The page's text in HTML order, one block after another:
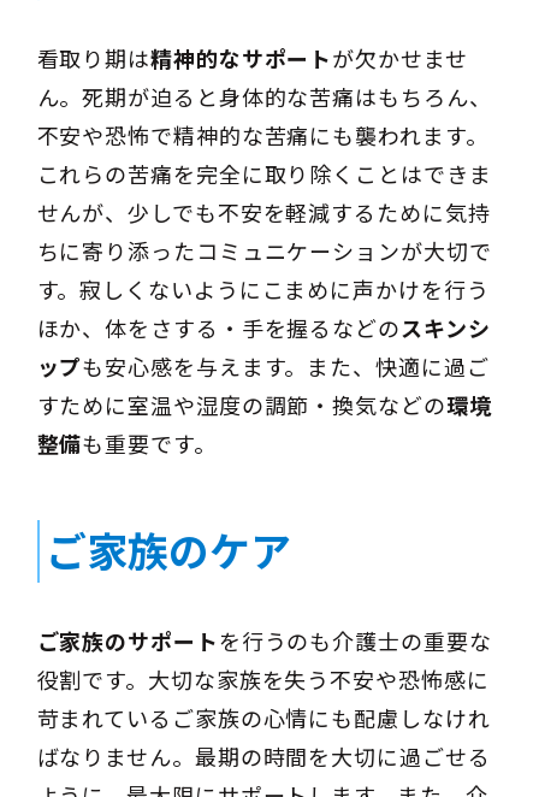
看取り期は精神的なサポートが欠かせませ
ん。死期が迫ると身体的な苦痛はもちろん、
不安や恐怖で精神的な苦痛にも襲われます。
これらの苦痛を完全に取り除くことはできま
せんが、少しでも不安を軽減するために気持
ちに寄り添ったコミュニケーションが大切で
す。寂しくないようにこまめに声かけを行う
ほか、体をさする・手を握るなどのスキンシ
ップも安心感を与えます。また、快適に過ご
すために室温や湿度の調節・換気などの環境
整備も重要です。
ご家族のケア
ご家族のサポートを行うのも介護士の重要な
役割です。大切な家族を失う不安や恐怖感に
苛まれているご家族の心情にも配慮しなけれ
ばなりません。最期の時間を大切に過ごせる